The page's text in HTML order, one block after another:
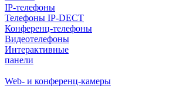
IP-телефоны
Телефоны IP-DECT
Конференц-телефоны
Видеотелефоны
Интерактивные
панели
Web- и конференц-камеры